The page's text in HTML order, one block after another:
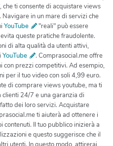
r
, che ti consente di acquistare views
Navigare in un mare di servizi che
YouTube
"reali" può essere
queste pratiche fraudolente.
di alta qualità da utenti attivi,
YouTube
. Comprasocial.me offre
con prezzi competitivi. Ad esempio,
per il tuo video con soli 4,99 euro.
di comprare views youtube, ma ti
24/7 e una garanzia di
dei loro servizi. Acquistare
ti aiuterà ad ottenere i
contenuti. Il tuo pubblico inizierà a
e questo suggerisce che il